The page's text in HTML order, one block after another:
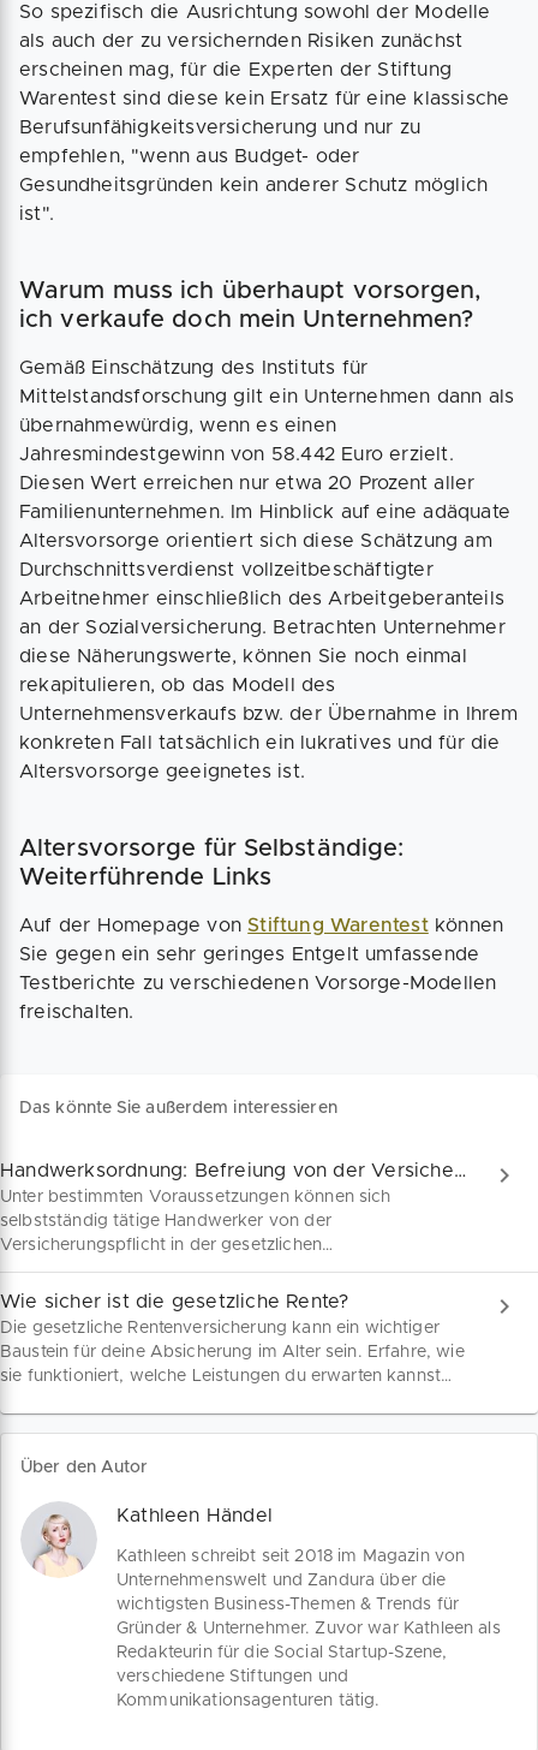
So spezifisch die Ausrichtung sowohl der Modelle
als auch der zu versichernden Risiken zunächst
erscheinen mag, für die Experten der Stiftung
Warentest sind diese kein Ersatz für eine klassische
Berufsunfähigkeitsversicherung und nur zu
empfehlen, "wenn aus Budget- oder
Gesundheitsgründen kein anderer Schutz möglich
ist".
Warum muss ich überhaupt vorsorgen,
ich verkaufe doch mein Unternehmen?
Gemäß Einschätzung des Instituts für
Mittelstandsforschung gilt ein Unternehmen dann als
übernahmewürdig, wenn es einen
Jahresmindestgewinn von 58.442 Euro erzielt.
Diesen Wert erreichen nur etwa 20 Prozent aller
Familienunternehmen. Im Hinblick auf eine adäquate
Altersvorsorge orientiert sich diese Schätzung am
Durchschnittsverdienst vollzeitbeschäftigter
Arbeitnehmer einschließlich des Arbeitgeberanteils
an der Sozialversicherung. Betrachten Unternehmer
diese Näherungswerte, können Sie noch einmal
rekapitulieren, ob das Modell des
Unternehmensverkaufs bzw. der Übernahme in Ihrem
konkreten Fall tatsächlich ein lukratives und für die
Altersvorsorge geeignetes ist.
Altersvorsorge für Selbständige:
Weiterführende Links
Auf der Homepage vonStiftung Warentestkönnen
Sie gegen ein sehr geringes Entgelt umfassende
Testberichte zu verschiedenen Vorsorge-Modellen
freischalten.
Das könnte Sie außerdem interessieren
Handwerksordnung: Befreiung von der Versicherungspflicht
Unter bestimmten Voraussetzungen können sich
selbstständig tätige Handwerker von der
Versicherungspflicht in der gesetzlichen
Rentenversicherung befreien lassen. Wer sich nicht
befreien lässt, zahlt entweder festgelegte Pflichtbeiträge
oder kann einkommensabhängige Beiträge wählen.
Wie sicher ist die gesetzliche Rente?
Die gesetzliche Rentenversicherung kann ein wichtiger
Baustein für deine Absicherung im Alter sein. Erfahre, wie
sie funktioniert, welche Leistungen du erwarten kannst
Über den Autor
Kathleen Händel
Kathleen schreibt seit 2018 im Magazin von
Unternehmenswelt und Zandura über die
wichtigsten Business-Themen & Trends für
Gründer & Unternehmer. Zuvor war Kathleen als
Redakteurin für die Social Startup-Szene,
verschiedene Stiftungen und
Kommunikationsagenturen tätig.